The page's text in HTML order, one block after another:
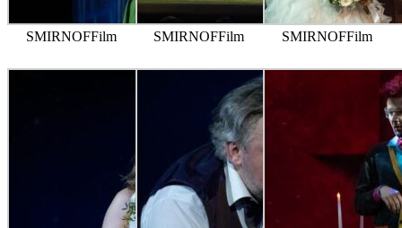
SMIRNOFFilm SMIRNOFFilm SMIRNOFFilm